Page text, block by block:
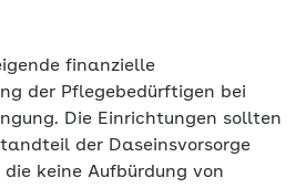
finanzielle
der Pflegebedürftigen bei
Die Einrichtungen sollten
der Daseinsvorsorge
keine Aufbürdung von